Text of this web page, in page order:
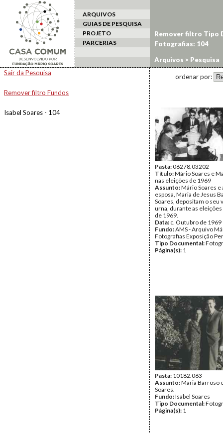
ARQUIVOS
GUIAS DE PESQUISA
PROJETO
PARCERIAS
Arquivos > Pesquisa
Sair da Pesquisa
Remover filtro Fundos
Isabel Soares - 104
Remover filtro Tipo
Fotografias: 104
ordenar por:
Pasta:06278.03202
Título:Mário Soares e
nas eleições de 1969
Assunto:Mário Soares e
esposa, Maria de Jesus
Soares, depositam o seu
urna, durante as
de 1969.
Data: c. Outubro de 1969
Fundo:AMS - Arquivo
Fotografias Exposição
Tipo Documental:
Página(s): 1
Pasta: 10182.063
Assunto:Maria Barroso
Soares.
Fundo:Isabel Soares
Tipo Documental:
Página(s): 1